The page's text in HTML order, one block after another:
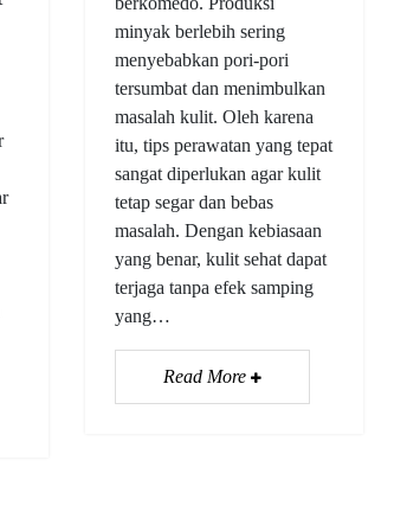
minyak berlebih sering
menyebabkan pori-pori
tersumbat dan menimbulkan
masalah kulit. Oleh karena
itu, tips perawatan yang tepat
sangat diperlukan agar kulit
tetap segar dan bebas
masalah. Dengan kebiasaan
yang benar, kulit sehat dapat
terjaga tanpa efek samping
yang…
Read More